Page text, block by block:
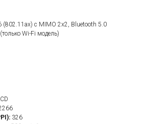
(802.11ax) с MIMO 2x2, Bluetooth 5.0
Wi-Fi модель)
326